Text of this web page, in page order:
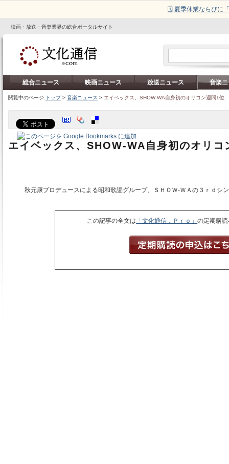
🗓️ 夏季休業ならびに
映画・放送・音楽業界の総合ポータルサイト
総合ニュース 映画ニュース 放送ニュース 音楽
閲覧中のページ: トップ> 音楽ニュース > エイベックス、SHOW-WA自身初のオリコン週間1位
エイベックス、SHOW-WA自身初のオリコ
秋元康プロデュースによる昭和歌謡グループ、ＳＨＯＷ‐ＷＡの３ｒｄ
この記事の全文は 「文化通信．Ｐｒｏ」の定期購